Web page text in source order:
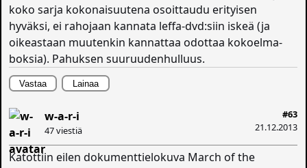
koko sarja kokonaisuutena osoittaudu erityisen
hyväksi, ei rahojaan kannata leffa-dvd:siin iskeä (ja
oikeastaan muutenkin kannattaa odottaa kokoelma-
boksia). Pahuksen suuruudenhulluus.
Vastaa Lainaa
#63
21.12.2013
w-a-r-i
47 viestiä
Katottiin eilen dokumenttielokuva March of the